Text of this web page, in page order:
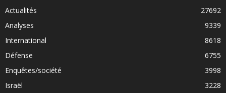
Actualités
27692
Analyses
9339
International
8618
Défense
6755
Enquêtes/société
3998
Israël
3228